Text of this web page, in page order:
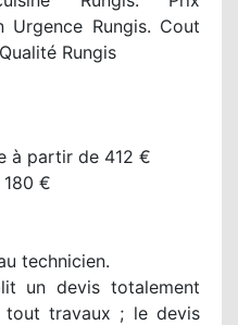
Urgence Rungis. Cout
Rungis
à partir de 412 €
€
technicien.
un devis totalement
travaux ; le devis